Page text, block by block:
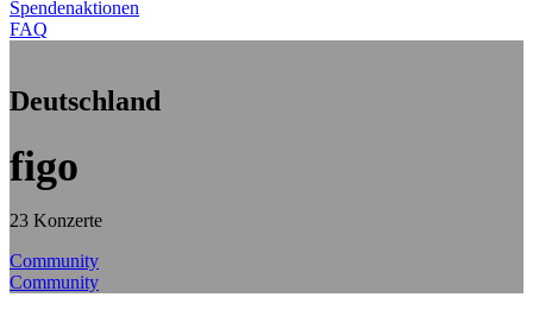
Spendenaktionen
FAQ
Deutschland
figo
23 Konzerte
Community
Community